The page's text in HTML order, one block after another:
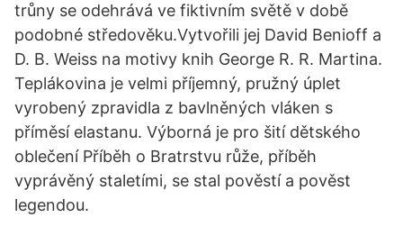
trůny se odehrává ve fiktivním světě v době
podobné středověku.Vytvořili jej David Benioff a
D. B. Weiss na motivy knih George R. R. Martina.
Teplákovina je velmi příjemný, pružný úplet
vyrobený zpravidla z bavlněných vláken s
příměsí elastanu. Výborná je pro šití dětského
oblečení Příběh o Bratrstvu růže, příběh
vyprávěný staletími, se stal pověstí a pověst
legendou.